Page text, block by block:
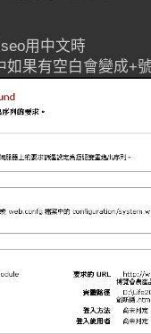
用中文時
如果有空白會變成+